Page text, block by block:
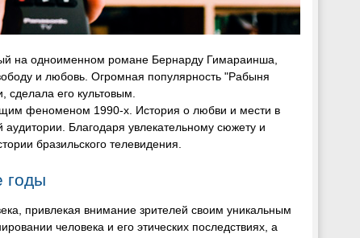
на одноименном романе Бернарду Гимараинша,
и любовь. Огромная популярность "Рабыня
сделала его культовым.
феноменом 1990-х. История о любви и мести в
аудитории. Благодаря увлекательному сюжету и
бразильского телевидения.
годы
привлекая внимание зрителей своим уникальным
человека и его этических последствиях, а